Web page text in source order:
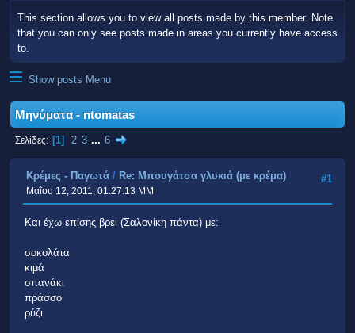
This section allows you to view all posts made by this member. Note
that you can only see posts made in areas you currently have access
to.
Show posts Menu
Μηνύματα - ntomatas
Σελίδες 1 2 3 ... 6
#1
Κρέμες - Παγωτά / Re: Μπουγάτσα γλυκιά (με κρέμα)
Μαΐου 12, 2011, 01:27:13 ΜΜ
Και έχω επίσης βρει (Σαλονίκη πάντα) με:
σοκολάτα
κιμά
σπανάκι
πράσσο
ρύζι